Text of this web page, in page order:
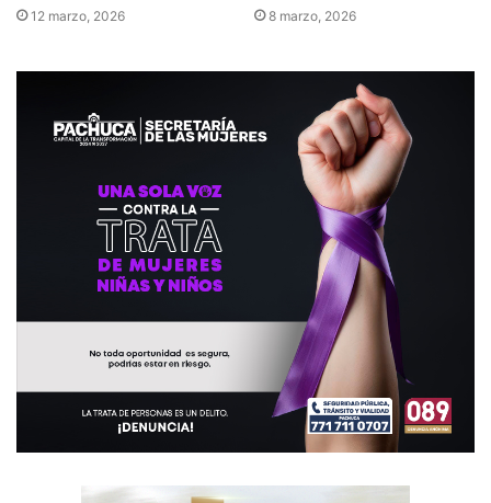
12 marzo, 2026 8 marzo, 2026